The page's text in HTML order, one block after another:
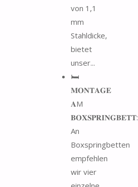
von 1,1
mm
Stahldicke,
bietet
unser...
🛏️
𝐌𝐎𝐍𝐓𝐀𝐆𝐄
𝐀M
𝐁𝐎𝐗𝐒𝐏𝐑𝐈𝐍𝐆𝐁𝐄𝐓𝐓:
An
Boxspringbetten
empfehlen
wir vier